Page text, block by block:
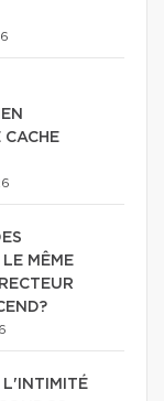
MÊME
L'INTIMITÉ